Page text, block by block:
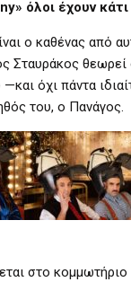
όλοι έχουν
ο καθένας από
Σταυράκος θεωρεί
όχι πάντα
του, ο Πανάγος.
στο